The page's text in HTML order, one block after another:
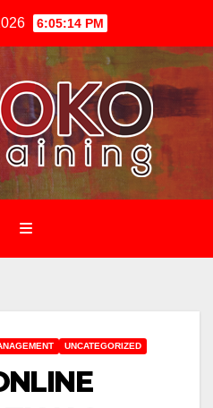
6:05:15 PM
UNCATEGORIZED